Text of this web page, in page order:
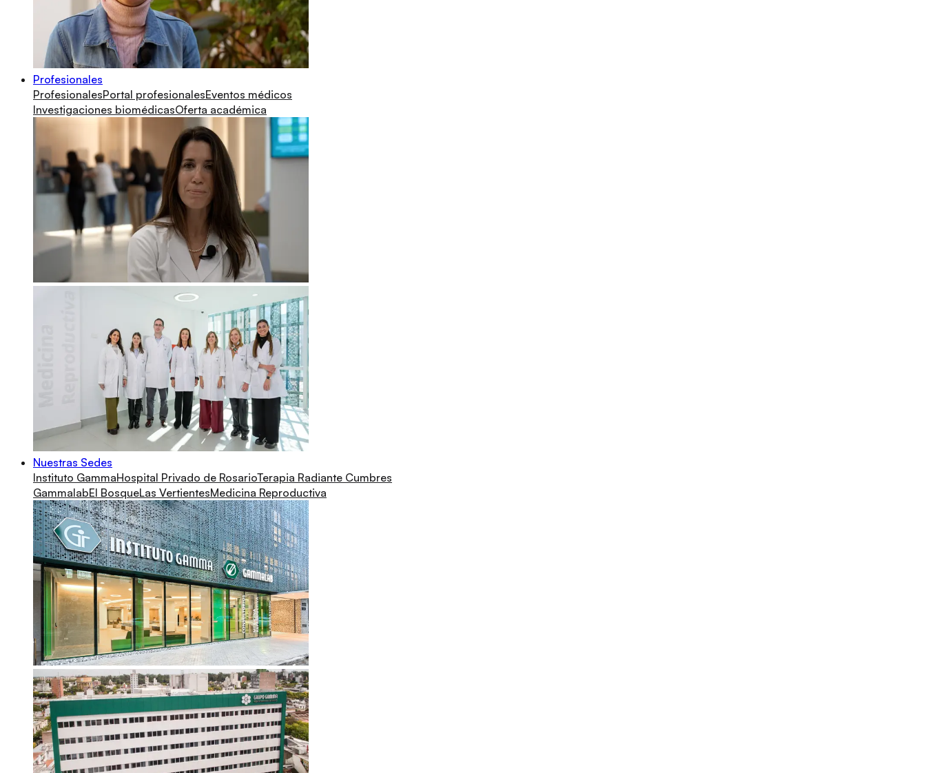
Profesionales
ProfesionalesPortal profesionalesEventos médicos
Investigaciones biomédicasOferta académica
Nuestras Sedes
Instituto GammaHospital Privado de RosarioTerapia Radiante Cumbres
GammalabEl BosqueLas VertientesMedicina Reproductiva